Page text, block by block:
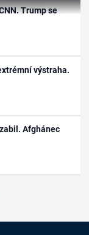
Trump se
výstraha.
Afghánec